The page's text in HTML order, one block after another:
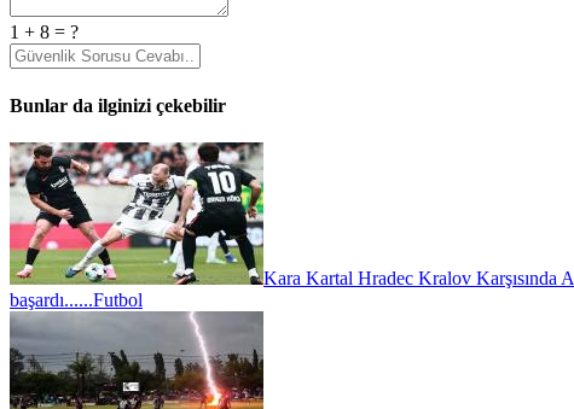
1 + 8 = ?
Bunlar da ilginizi çekebilir
Kara Kartal Hradec Kralov Karşısında
başardı......Futbol